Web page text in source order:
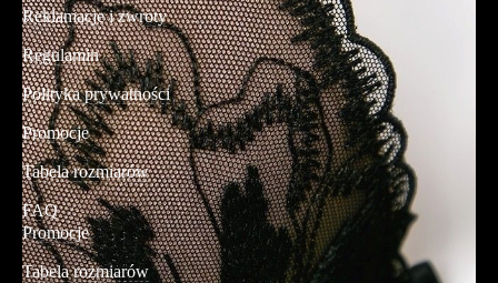
Reklamacje i zwroty
Regulamin
Polityka prywatności
Promocje
Tabela rozmiarów
FAQ
Promocje
Tabela rozmiarów